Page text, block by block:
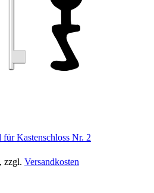
für Kastenschloss Nr. 2
, zzgl. Versandkosten